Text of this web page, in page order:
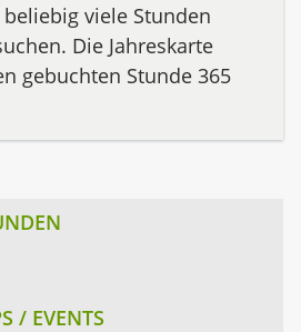
viele Stunden
Die Jahreskarte
gebuchten Stunde 365
/ EVENTS